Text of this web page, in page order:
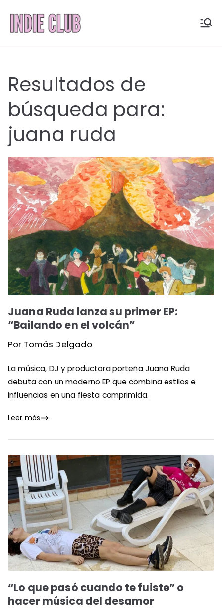
contenido
CLUB
Noticias, entrevistas y
escena indie
Resultados de
búsqueda para:
juana ruda
Juana Ruda lanza su primer EP:
“Bailando en el volcán”
Por Tomás Delgado
La música, DJ y productora porteña Juana Ruda
debuta con un moderno EP que combina estilos e
influencias en una fiesta comprimida.
Leer más
“Lo que pasó cuando te fuiste” o
hacer música del desamor